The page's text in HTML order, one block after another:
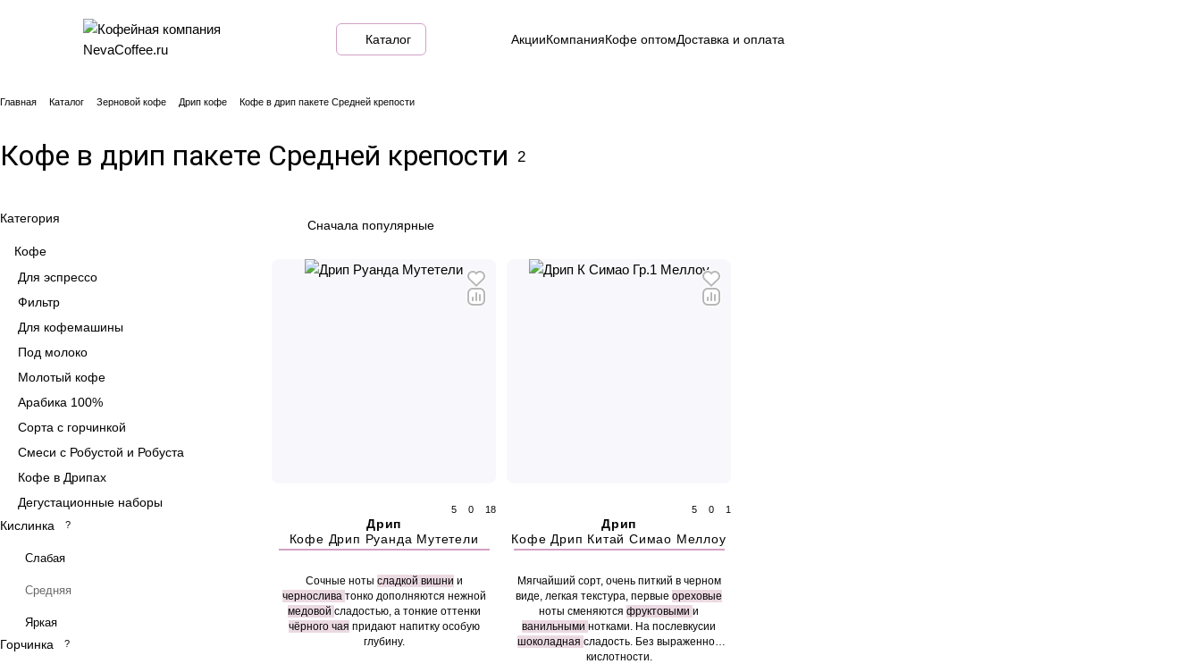
Каталог АкцииКомпанияКофе оптомДоставка и оплата
Главная Каталог Зерновой кофе Дрип кофе Кофе в дрип пакете Средней крепости
Кофе в дрип пакете Средней крепости 2
Сначала популярные
5 0 18
Дрип
Кофе Дрип Руанда Мутетели
Сочные ноты сладкой вишни и
чернослива тонко дополняются нежной
медовой сладостью, а тонкие оттенки
чёрного чая придают напитку особую
глубину.
5 0 1
Дрип
Кофе Дрип Китай Симао Меллоу
Мягчайший сорт, очень питкий в черном
виде, легкая текстура, первые ореховые
ноты сменяются фруктовыми и
ванильными нотками. На послевкусии
шоколадная сладость. Без выраженной
кислотности.
Категория
Кофе
Для эспрессо
Фильтр
Для кофемашины
Под молоко
Молотый кофе
Арабика 100%
Сорта с горчинкой
Смеси с Робустой и Робуста
Кофе в Дрипах
Дегустационные наборы
Кислинка
?
Слабая
Средняя
Яркая
Горчинка ?